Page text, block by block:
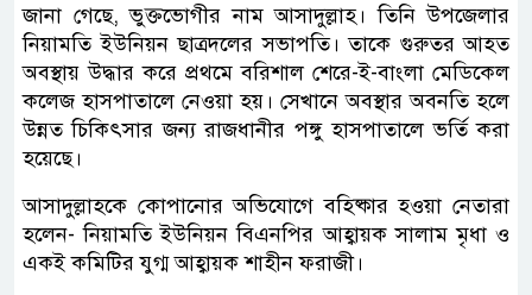
জানা গেছে, ভুক্তভোগীর নাম আসাদুল্লাহ। তিনি উপজেলার
নিয়ামতি ইউনিয়ন ছাত্রদলের সভাপতি। তাকে গুরুতর আহত
অবস্থায় উদ্ধার করে প্রথমে বরিশাল শেরে-ই-বাংলা মেডিকেল
কলেজ হাসপাতালে নেওয়া হয়। সেখানে অবস্থার অবনতি হলে
উন্নত চিকিৎসার জন্য রাজধানীর পঙ্গু হাসপাতালে ভর্তি করা
হয়েছে।
আসাদুল্লাহকে কোপানোর অভিযোগে বহিষ্কার হওয়া নেতারা
হলেন- নিয়ামতি ইউনিয়ন বিএনপির আহ্বায়ক সালাম মৃধা ও
একই কমিটির যুগ্ম আহ্বায়ক শাহীন ফরাজী।